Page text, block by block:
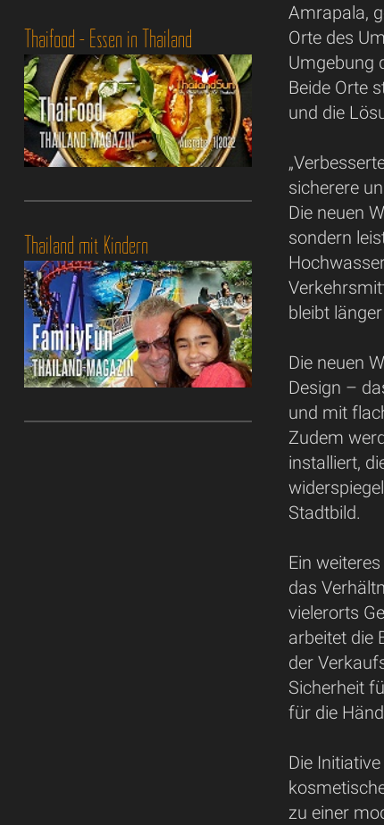
Amrapala,
Orte des
Umgebung
Beide Orte
und die
sicherere
Die neuen
sondern
bleibt
Die neuen
Design –
und mit
Zudem
installiert,
Stadtbild.
Ein
das
vielerorts
arbeitet die
der
Sicherheit
für die
Die
zu einer
Thaifood - Essen in Thailand
Thailand mit Kindern